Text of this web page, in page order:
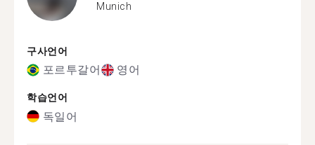
Munich
구사언어
포르투갈어 영어
학습언어
독일어